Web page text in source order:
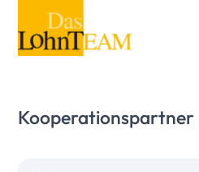
Kooperationspartner